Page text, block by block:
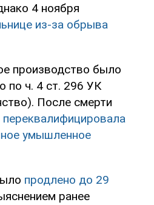
4 ноября
из-за обрыва
производство было
по ч. 4 ст. 296 УК
После смерти
переквалифицировала
умышленное
продлено до 29
ранее